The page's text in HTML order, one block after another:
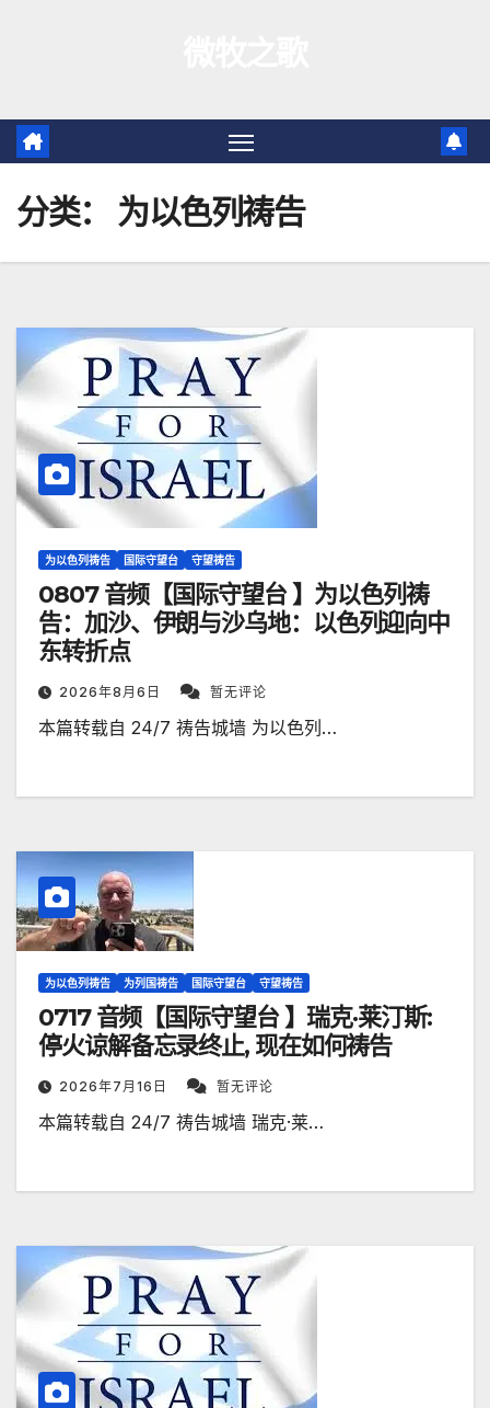
容
分类： 为以色列祷告
为以色列祷告 国际守望台 守望祷告
0807 音频【国际守望台 】为以色列祷
告：加沙、伊朗与沙乌地：以色列迎向中
东转折点
2026年8月6日 暂无评论
本篇转载自 24/7 祷告城墙 为以色列…
为以色列祷告 为列国祷告 国际守望台 守望祷告
0717 音频【国际守望台 】瑞克·莱汀斯:
停火谅解备忘录终止, 现在如何祷告
2026年7月16日 暂无评论
本篇转载自 24/7 祷告城墙 瑞克·莱…